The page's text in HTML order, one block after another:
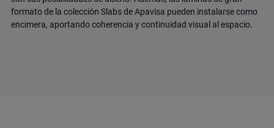
formato de la colección Slabs de Apavisa pueden instalarse como
encimera, aportando coherencia y continuidad visual al espacio.